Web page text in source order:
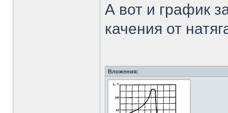
А вот и график
качения от
Вложения: